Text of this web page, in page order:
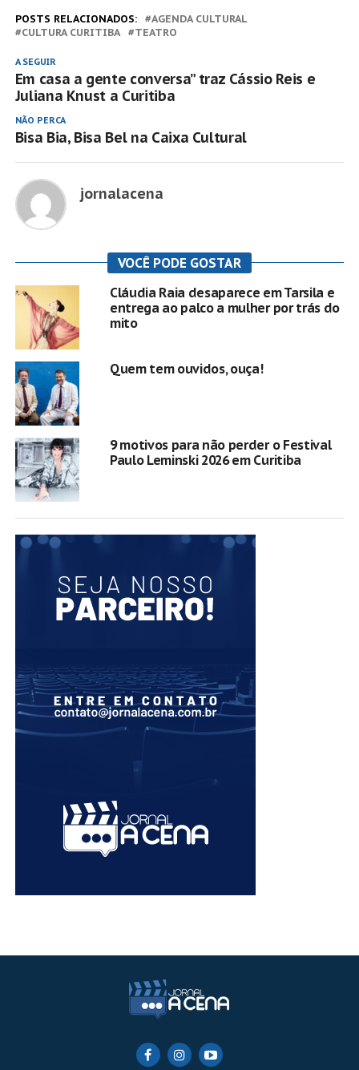
POSTS RELACIONADOS:
AGENDA CULTURAL
CULTURA CURITIBA
TEATRO
A SEGUIR
Em casa a gente conversa” traz Cássio Reis e
Juliana Knust a Curitiba
NÃO PERCA
Bisa Bia, Bisa Bel na Caixa Cultural
jornalacena
VOCÊ PODE GOSTAR
Cláudia Raia desaparece em Tarsila e
entrega ao palco a mulher por trás do
mito
Quem tem ouvidos, ouça!
9 motivos para não perder o Festival
Paulo Leminski 2026 em Curitiba